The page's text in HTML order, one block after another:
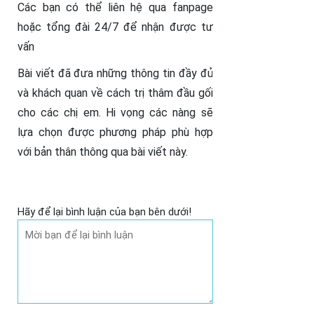
Các bạn có thể liên hệ qua fanpage
hoặc tổng đài 24/7 để nhận được tư
vấn
Bài viết đã đưa những thông tin đầy đủ
và khách quan về cách trị thâm đầu gối
cho các chị em. Hi vọng các nàng sẽ
lựa chọn được phương pháp phù hợp
với bản thân thông qua bài viết này.
Hãy để lại bình luận của bạn bên dưới!